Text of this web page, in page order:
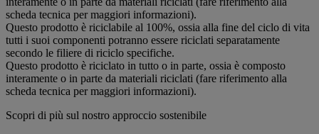
scheda tecnica per maggiori informazioni).
Questo prodotto è riciclabile al 100%, ossia alla fine del ciclo di vita
tutti i suoi componenti potranno essere riciclati separatamente
secondo le filiere di riciclo specifiche.
Questo prodotto è riciclato in tutto o in parte, ossia è composto
interamente o in parte da materiali riciclati (fare riferimento alla
scheda tecnica per maggiori informazioni).
Scopri di più sul nostro approccio sostenibile